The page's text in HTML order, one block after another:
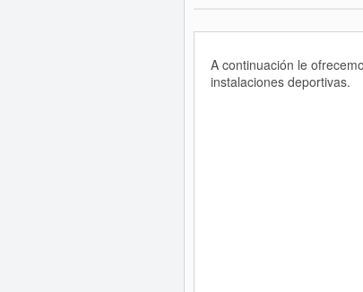
A continuación le
instalaciones deportivas.